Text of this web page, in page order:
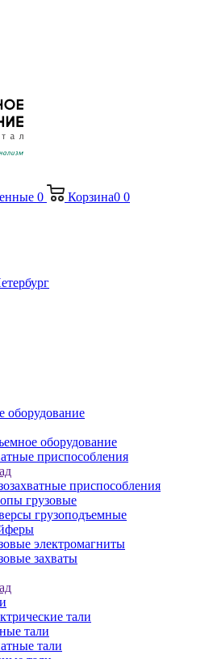
0 Корзина0 0
оборудование
оборудование
приспособления
приспособления
грузовые
грузоподъемные
электромагниты
захваты
тали
тали
тали